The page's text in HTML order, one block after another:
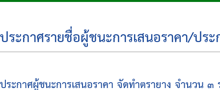
ประกาศรายชื่อผู้ชนะการเสนอราคา/ปร
ประกาศผู้ชนะการเสนอราคา จัดทำตรายาง จำนวน ๓